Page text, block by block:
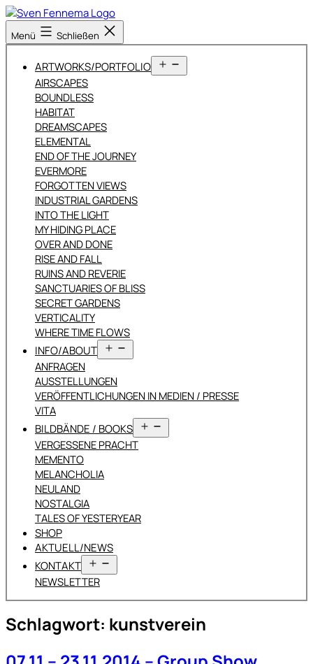
Zum
Inhalt
springen
Sven
Fennema
Menü Schließen
ARTWORKS/PORTFOLIO
öffnen
AIRSCAPES
BOUNDLESS
HABITAT
DREAMSCAPES
ELEMENTAL
END OF THE JOURNEY
EVERMORE
FORGOTTEN VIEWS
INDUSTRIAL GARDENS
INTO THE LIGHT
MY HIDING PLACE
OVER AND DONE
RISE AND FALL
RUINS AND REVERIE
SANCTUARIES OF BLISS
SECRET GARDENS
VERTICALITY
WHERE TIME FLOWS
INFO/ABOUT
öffnen
ANFRAGEN
AUSSTELLUNGEN
VERÖFFENTLICHUNGEN IN MEDIEN / PRESSE
VITA
BILDBÄNDE / BOOKS
öffnen
VERGESSENE PRACHT
MEMENTO
MELANCHOLIA
NEULAND
NOSTALGIA
TALES OF YESTERYEAR
SHOP
AKTUELL/NEWS
KONTAKT
öffnen
NEWSLETTER
Schlagwort: kunstverein